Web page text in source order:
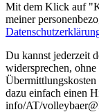
Mit dem Klick auf
meiner
Du kannst jederzeit
widersprechen,
Übermittlungskosten
dazu einfach einen
info/AT/